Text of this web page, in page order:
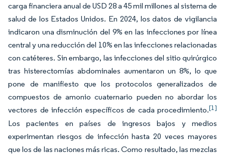
carga financiera anual de USD 28 a 45 mil millones al sistema de
salud de los Estados Unidos. En 2024, los datos de vigilancia
indicaron una disminución del 9% en las infecciones por línea
central y una reducción del 10% en las infecciones relacionadas
con catéteres. Sin embargo, las infecciones del sitio quirúrgico
tras histerectomías abdominales aumentaron un 8%, lo que
pone de manifiesto que los protocolos generalizados de
compuestos de amonio cuaternario pueden no abordar los
vectores de infección específicos de cada procedimiento.[1]
Los pacientes en países de ingresos bajos y medios
experimentan riesgos de infección hasta 20 veces mayores
que los de las naciones más ricas. Como resultado, las mezclas